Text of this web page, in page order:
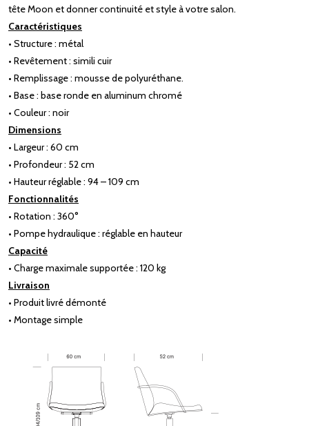
tête Moon et donner continuité et style à votre salon.
Caractéristiques
• Structure : métal
• Revêtement : simili cuir
• Remplissage : mousse de polyuréthane.
• Base : base ronde en aluminum chromé
• Couleur : noir
Dimensions
• Largeur : 60 cm
• Profondeur : 52 cm
• Hauteur réglable : 94 – 109 cm
Fonctionnalités
• Rotation : 360°
• Pompe hydraulique : réglable en hauteur
Capacité
• Charge maximale supportée : 120 kg
Livraison
• Produit livré démonté
• Montage simple